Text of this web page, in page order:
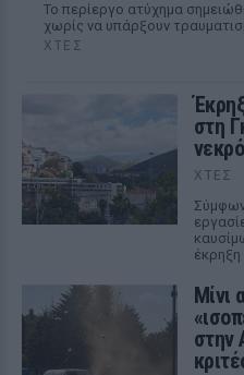
Το περίεργο ατύχημα
χωρίς να υπάρξουν
ΧΤΕΣ
στη
ΧΤΕΣ
έκρηξη
Μίνι
στην